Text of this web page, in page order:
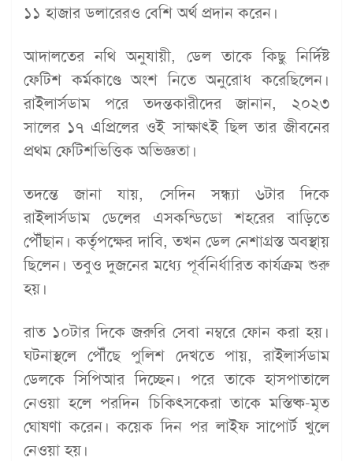
১১ হাজার ডলারেরও বেশি অর্থ প্রদান করেন।
আদালতের নথি অনুযায়ী, ডেল তাকে কিছু নির্দিষ্ট
ফেটিশ কর্মকাণ্ডে অংশ নিতে অনুরোধ করেছিলেন।
রাইলার্সডাম পরে তদন্তকারীদের জানান, ২০২৩
সালের ১৭ এপ্রিলের ওই সাক্ষাৎই ছিল তার জীবনের
প্রথম ফেটিশভিত্তিক অভিজ্ঞতা।
তদন্তে জানা যায়, সেদিন সন্ধ্যা ৬টার দিকে
রাইলার্সডাম ডেলের এসকন্ডিডো শহরের বাড়িতে
পৌঁছান। কর্তৃপক্ষের দাবি, তখন ডেল নেশাগ্রস্ত অবস্থায়
ছিলেন। তবুও দুজনের মধ্যে পূর্বনির্ধারিত কার্যক্রম শুরু
হয়।
রাত ১০টার দিকে জরুরি সেবা নম্বরে ফোন করা হয়।
ঘটনাস্থলে পৌঁছে পুলিশ দেখতে পায়, রাইলার্সডাম
ডেলকে সিপিআর দিচ্ছেন। পরে তাকে হাসপাতালে
নেওয়া হলে পরদিন চিকিৎসকেরা তাকে মস্তিষ্ক-মৃত
ঘোষণা করেন। কয়েক দিন পর লাইফ সাপোর্ট খুলে
নেওয়া হয়।